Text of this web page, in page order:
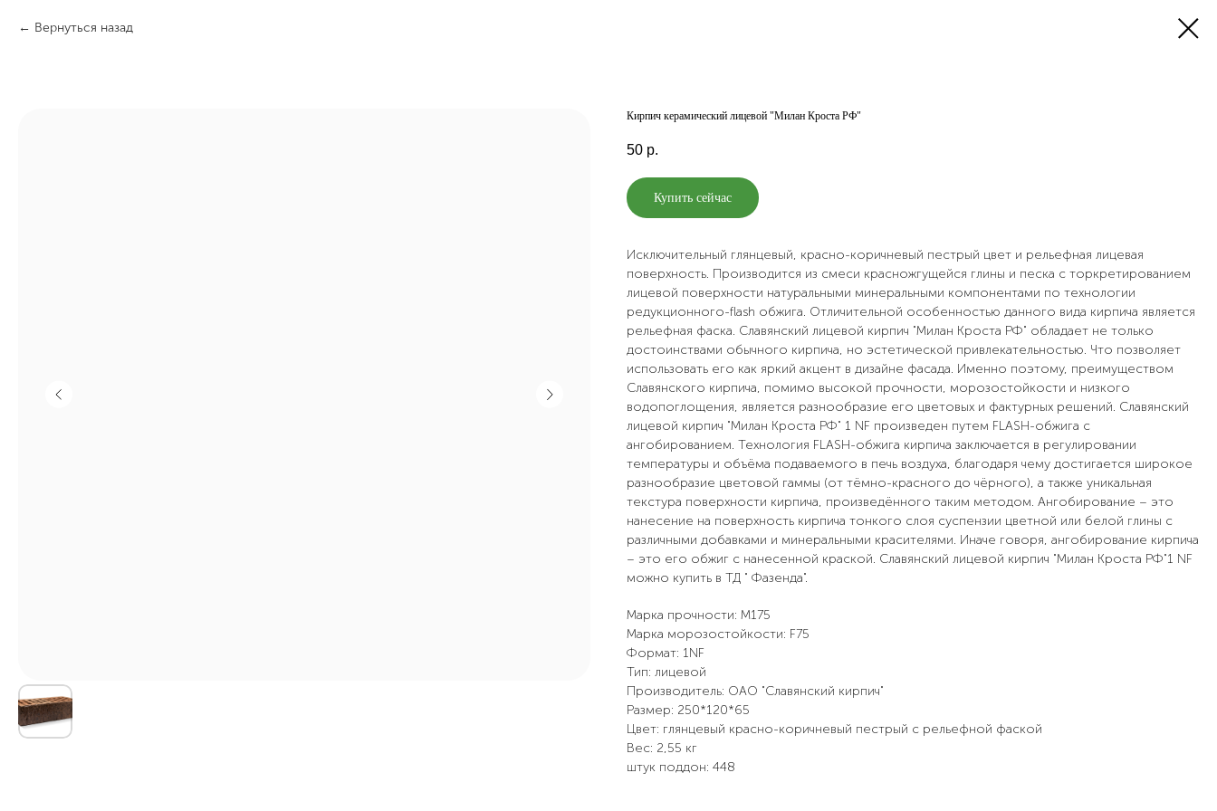
Вернуться назад
Кирпич керамический лицевой "Милан Кроста РФ"
50 р.
Купить сейчас
Исключительный глянцевый, красно-коричневый пестрый цвет и рельефная лицевая
поверхность. Производится из смеси красножгущейся глины и песка с торкретированием
лицевой поверхности натуральными минеральными компонентами по технологии
редукционного-flash обжига. Отличительной особенностью данного вида кирпича является
рельефная фаска. Славянский лицевой кирпич "Милан Кроста РФ" обладает не только
достоинствами обычного кирпича, но эстетической привлекательностью. Что позволяет
использовать его как яркий акцент в дизайне фасада. Именно поэтому, преимуществом
Славянского кирпича, помимо высокой прочности, морозостойкости и низкого
водопоглощения, является разнообразие его цветовых и фактурных решений. Славянский
лицевой кирпич "Милан Кроста РФ" 1 NF произведен путем FLASH-обжига с
ангобированием. Технология FLASH-обжига кирпича заключается в регулировании
температуры и объёма подаваемого в печь воздуха, благодаря чему достигается широкое
разнообразие цветовой гаммы (от тёмно-красного до чёрного), а также уникальная
текстура поверхности кирпича, произведённого таким методом. Ангобирование – это
нанесение на поверхность кирпича тонкого слоя суспензии цветной или белой глины с
различными добавками и минеральными красителями. Иначе говоря, ангобирование кирпича
– это его обжиг с нанесенной краской. Славянский лицевой кирпич "Милан Кроста РФ"1 NF
можно купить в ТД " Фазенда".
Марка прочности: М175
Марка морозостойкости: F75
Формат: 1NF
Тип: лицевой
Производитель: ОАО "Славянский кирпич"
Размер: 250*120*65
Цвет: глянцевый красно-коричневый пестрый с рельефной фаской
Вес: 2,55 кг
штук поддон: 448